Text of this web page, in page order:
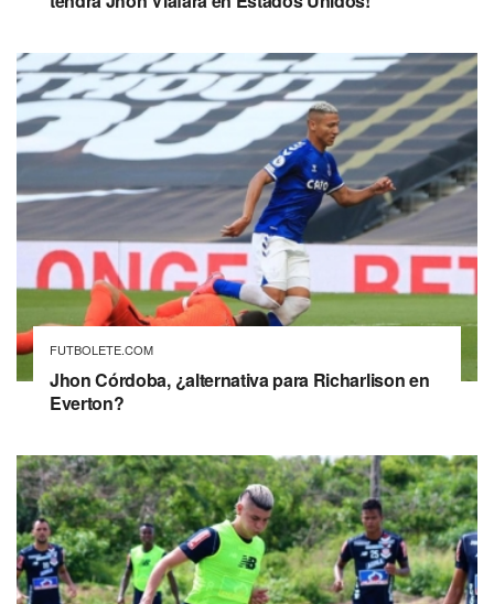
FUTBOLETE.COM
Jhon Córdoba, ¿alternativa para Richarlison en
Everton?